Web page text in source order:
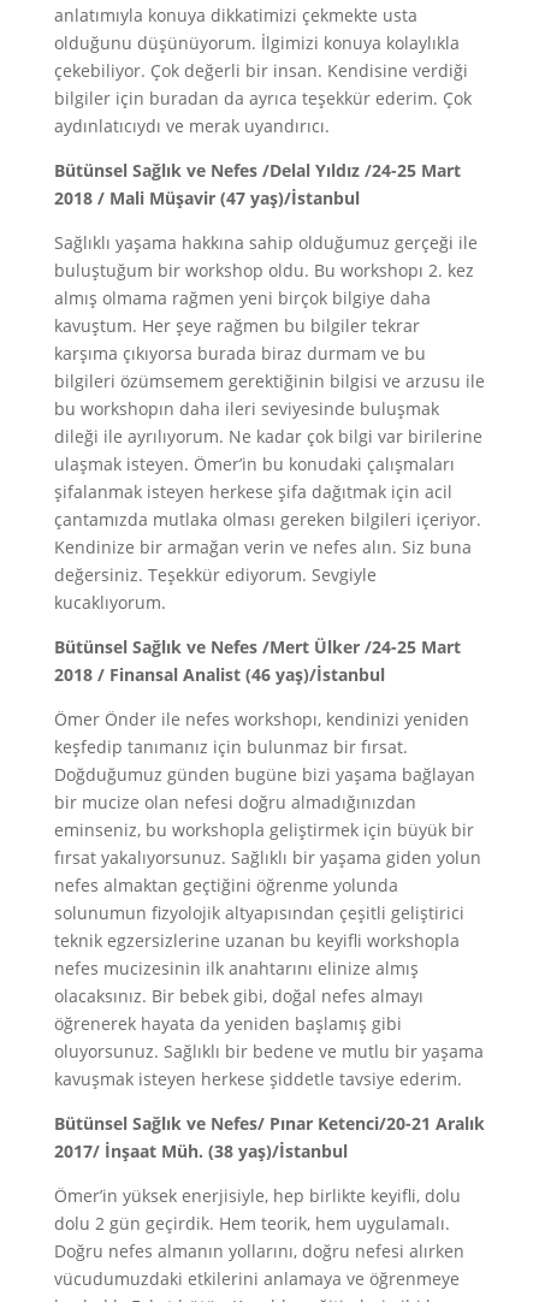
anlatımıyla konuya dikkatimizi çekmekte usta
olduğunu düşünüyorum. İlgimizi konuya kolaylıkla
çekebiliyor. Çok değerli bir insan. Kendisine verdiği
bilgiler için buradan da ayrıca teşekkür ederim. Çok
aydınlatıcıydı ve merak uyandırıcı.
Bütünsel Sağlık ve Nefes /Delal Yıldız /24-25 Mart
2018 / Mali Müşavir (47 yaş)/İstanbul
Sağlıklı yaşama hakkına sahip olduğumuz gerçeği ile
buluştuğum bir workshop oldu. Bu workshopı 2. kez
almış olmama rağmen yeni birçok bilgiye daha
kavuştum. Her şeye rağmen bu bilgiler tekrar
karşıma çıkıyorsa burada biraz durmam ve bu
bilgileri özümsemem gerektiğinin bilgisi ve arzusu ile
bu workshopın daha ileri seviyesinde buluşmak
dileği ile ayrılıyorum. Ne kadar çok bilgi var birilerine
ulaşmak isteyen. Ömer’in bu konudaki çalışmaları
şifalanmak isteyen herkese şifa dağıtmak için acil
çantamızda mutlaka olması gereken bilgileri içeriyor.
Kendinize bir armağan verin ve nefes alın. Siz buna
değersiniz. Teşekkür ediyorum. Sevgiyle
kucaklıyorum.
Bütünsel Sağlık ve Nefes /Mert Ülker /24-25 Mart
2018 / Finansal Analist (46 yaş)/İstanbul
Ömer Önder ile nefes workshopı, kendinizi yeniden
keşfedip tanımanız için bulunmaz bir fırsat.
Doğduğumuz günden bugüne bizi yaşama bağlayan
bir mucize olan nefesi doğru almadığınızdan
eminseniz, bu workshopla geliştirmek için büyük bir
fırsat yakalıyorsunuz. Sağlıklı bir yaşama giden yolun
nefes almaktan geçtiğini öğrenme yolunda
solunumun fizyolojik altyapısından çeşitli geliştirici
teknik egzersizlerine uzanan bu keyifli workshopla
nefes mucizesinin ilk anahtarını elinize almış
olacaksınız. Bir bebek gibi, doğal nefes almayı
öğrenerek hayata da yeniden başlamış gibi
oluyorsunuz. Sağlıklı bir bedene ve mutlu bir yaşama
kavuşmak isteyen herkese şiddetle tavsiye ederim.
Bütünsel Sağlık ve Nefes/ Pınar Ketenci/20-21 Aralık
2017/ İnşaat Müh. (38 yaş)/İstanbul
Ömer’in yüksek enerjisiyle, hep birlikte keyifli, dolu
dolu 2 gün geçirdik. Hem teorik, hem uygulamalı.
Doğru nefes almanın yollarını, doğru nefesi alırken
vücudumuzdaki etkilerini anlamaya ve öğrenmeye